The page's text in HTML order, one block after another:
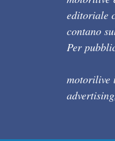
editoriale
contano
Per
motorilive